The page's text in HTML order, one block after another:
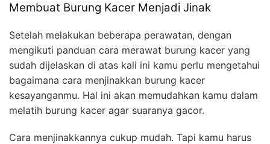
Membuat Burung Kacer Menjadi Jinak
Setelah melakukan beberapa perawatan, dengan
mengikuti panduan cara merawat burung kacer yang
sudah dijelaskan di atas kali ini kamu perlu mengetahui
bagaimana cara menjinakkan burung kacer
kesayanganmu. Hal ini akan memudahkan kamu dalam
melatih burung kacer agar suaranya gacor.
Cara menjinakkannya cukup mudah. Tapi kamu harus